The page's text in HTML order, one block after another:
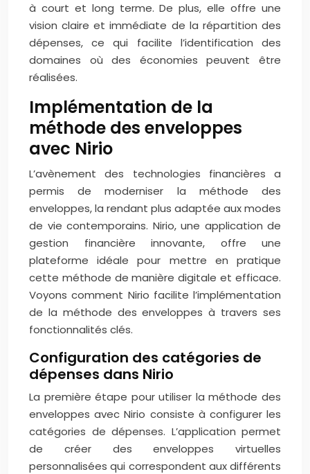
à court et long terme. De plus, elle offre une
vision claire et immédiate de la répartition des
dépenses, ce qui facilite l’identification des
domaines où des économies peuvent être
réalisées.
Implémentation de la
méthode des enveloppes
avec Nirio
L’avènement des technologies financières a
permis de moderniser la méthode des
enveloppes, la rendant plus adaptée aux modes
de vie contemporains. Nirio, une application de
gestion financière innovante, offre une
plateforme idéale pour mettre en pratique
cette méthode de manière digitale et efficace.
Voyons comment Nirio facilite l’implémentation
de la méthode des enveloppes à travers ses
fonctionnalités clés.
Configuration des catégories de
dépenses dans Nirio
La première étape pour utiliser la méthode des
enveloppes avec Nirio consiste à configurer les
catégories de dépenses. L’application permet
de créer des enveloppes virtuelles
personnalisées qui correspondent aux différents